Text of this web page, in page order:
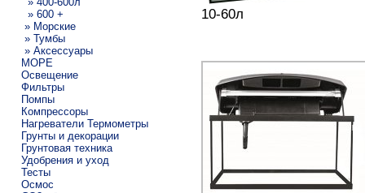
» 600 +
» Морские
» Тумбы
» Аксессуары
МОРЕ
Освещение
Фильтры
Помпы
Компрессоры
Нагреватели Термометры
Грунты и декорации
Грунтовая техника
Удобрения и уход
Тесты
Осмос
10-60л